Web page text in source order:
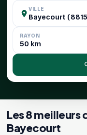
VILLE
RAYON
Les 8 meilleurs
Bayecourt